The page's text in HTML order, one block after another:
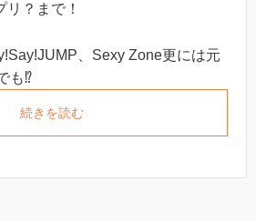
？まで！
、Sexy Zone更には元
も⁉︎
続きを読む